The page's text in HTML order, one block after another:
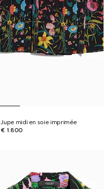
Jupe midi en soie imprimée
€ 1.800